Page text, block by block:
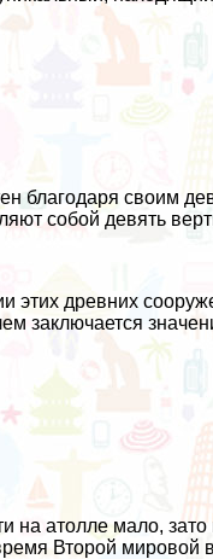
благодаря своим
собой девять
этих древних
заключается
атолле мало,
Второй мировой